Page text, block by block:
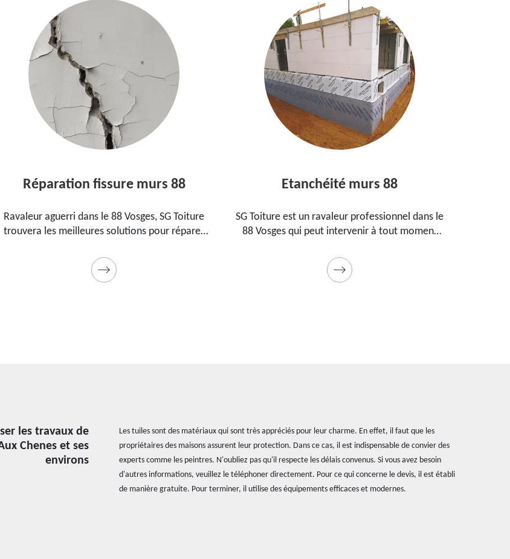
Réparation fissure murs 88
Ravaleur aguerri dans le 88 Vosges, SG Toiture
trouvera les meilleures solutions pour réparer
et des matériels professionnels. Travaux
garantis décennaux
Etanchéité murs 88
SG Toiture est un ravaleur professionnel dans le
88 Vosges qui peut intervenir à tout moment
pas cher pour ce faire
les travaux de
Chenes et ses
environs
Les tuiles sont des matériaux qui sont très appréciés pour leur charme. En effet, il faut que les
propriétaires des maisons assurent leur protection. Dans ce cas, il est indispensable de convier des
experts comme les peintres. N'oubliez pas qu'il respecte les délais convenus. Si vous avez besoin
d'autres informations, veuillez le téléphoner directement. Pour ce qui concerne le devis, il est établi
de manière gratuite. Pour terminer, il utilise des équipements efficaces et modernes.